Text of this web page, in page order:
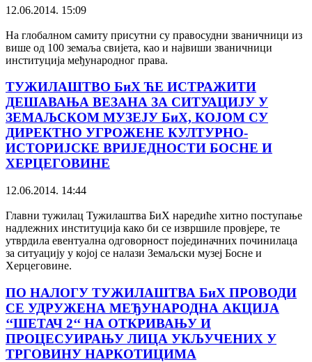
12.06.2014. 15:09
На глобалном самиту присутни су правосудни званичници из
више од 100 земаља свијета, као и највиши званичници
институција међународног права.
ТУЖИЛАШТВО БиХ ЋЕ ИСТРАЖИТИ
ДЕШАВАЊА ВЕЗАНА ЗА СИТУАЦИЈУ У
ЗЕМАЉСКОМ МУЗЕЈУ БиХ, КОЈОМ СУ
ДИРЕКТНО УГРОЖЕНЕ КУЛТУРНО-
ИСТОРИЈСКЕ ВРИЈЕДНОСТИ БОСНЕ И
ХЕРЦЕГОВИНЕ
12.06.2014. 14:44
Главни тужилац Тужилаштва БиХ наредиће хитно поступање
надлежних институција како би се извршиле провјере, те
утврдила евентуална одговорност појединачних починилаца
за ситуацију у којој се налази Земаљски музеј Босне и
Херцеговине.
ПО НАЛОГУ ТУЖИЛАШТВА БиХ ПРОВОДИ
СЕ УДРУЖЕНА МЕЂУНАРОДНА АКЦИЈА
‘‘ШЕТАЧ 2‘‘ НА ОТКРИВАЊУ И
ПРОЦЕСУИРАЊУ ЛИЦА УКЉУЧЕНИХ У
ТРГОВИНУ НАРКОТИЦИМА